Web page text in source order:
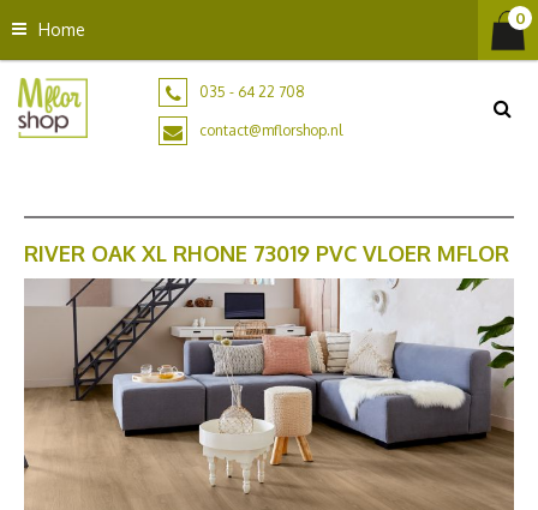
n
Home
035 - 64 22 708
contact@mflorshop.nl
RIVER OAK XL RHONE 73019 PVC VLOER MFLOR